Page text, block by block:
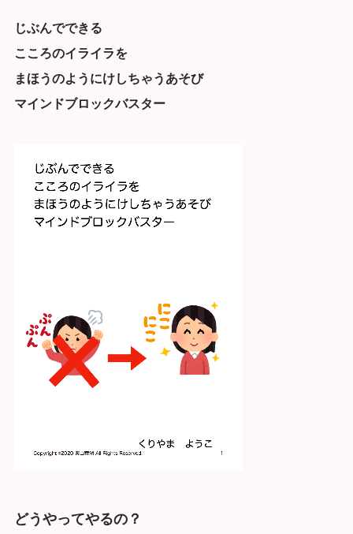
じぶんでできる
こころのイライラを
まほうのようにけしちゃうあそび
マインドブロックバスター
どうやってやるの？